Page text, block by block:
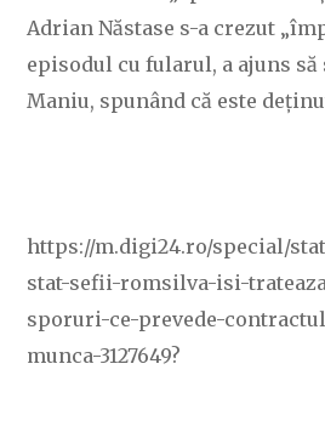
Adrian Năstase s-a crezut
episodul cu fularul, a ajuns
Maniu, spunând că este
https://m.digi24.ro/special/
stat-sefii-romsilva-isi-
sporuri-ce-prevede-
munca-3127649?